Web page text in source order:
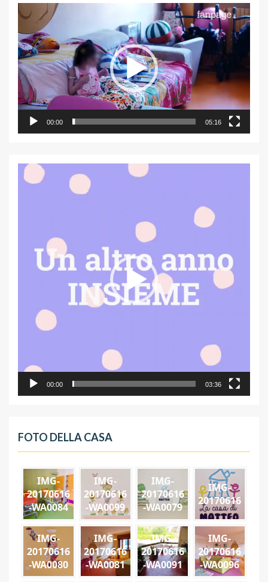
Video
Player
00:00 05:16
Video
Player
00:00 03:36
FOTO DELLA CASA
IMG-
20170616
-WA0084
IMG-
20170616
-WA0099
IMG-
20170616
-WA0079
IMG-
20170616
IMG-
20170616
-WA0080
IMG-
20170616
-WA0081
IMG-
20170616
-WA0091
IMG-
20170616
-WA0096